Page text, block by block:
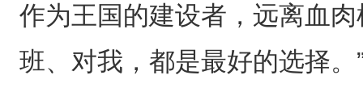
作为王国的建设者，远离血
班、对我，都是最好的选择。